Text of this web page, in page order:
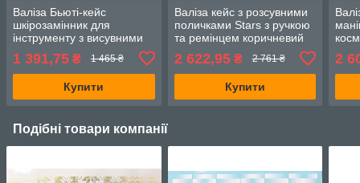
Валіза Бьюті-кейс
шкірозамінник для
інструменту з висувними
асортименті
1 391,75 ₴ 1 465 ₴
Купити
Валіза кейс з розсувними
поличками Stars з ручкою
та ремінцем коричневий
2 622,95₴ 2 761 ₴
Купити
2
Подібні товари компанії